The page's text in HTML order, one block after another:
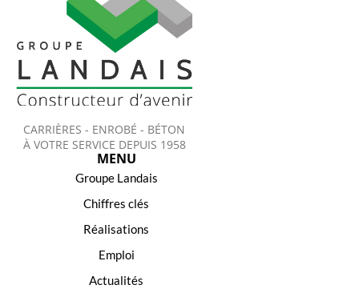
CARRIÈRES - ENROBÉ - BÉTON
À VOTRE SERVICE DEPUIS 1958
MENU
Groupe Landais
Chiffres clés
Réalisations
Emploi
Actualités